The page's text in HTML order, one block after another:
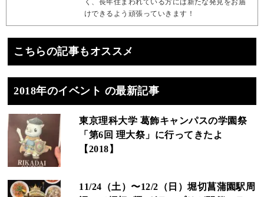
けできるよう頑張っていきます！
こちらの記事もオススメ
2018年のイベント の最新記事
東京理科大学 葛飾キャンパスの学園祭
「第6回 理大祭」に行ってきたよ
【2018】
11/24（土）〜12/2（日）堀切菖蒲園駅周